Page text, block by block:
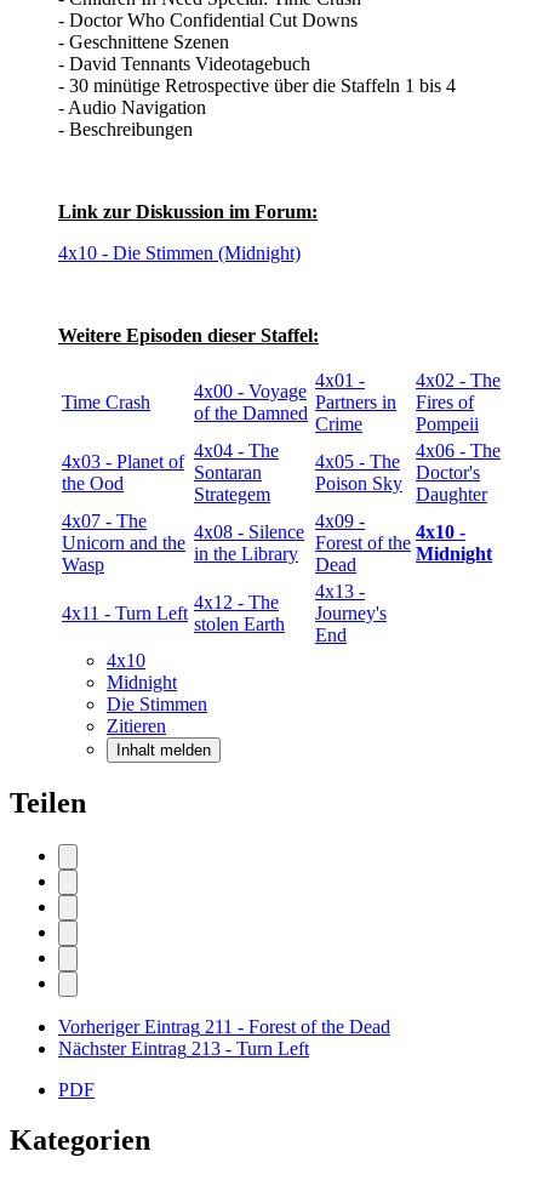
- Doctor Who Confidential Cut Downs
- Geschnittene Szenen
- David Tennants Videotagebuch
- 30 minütige Retrospective über die Staffeln 1 bis 4
- Audio Navigation
- Beschreibungen
Link zur Diskussion im Forum:
4x10 - Die Stimmen (Midnight)
Weitere Episoden dieser Staffel:
Time Crash
4x00 - Voyage
of the Damned
4x01 -
Partners in
Crime
4x02 - The
Fires of
Pompeii
4x03 - Planet of
the Ood
4x04 - The
Sontaran
Strategem
4x05 - The
Poison Sky
4x06 - The
Doctor's
Daughter
4x07 - The
Unicorn and the
Wasp
4x08 - Silence
in the Library
4x09 -
Forest of the
Dead
4x10 -
Midnight
4x11 - Turn Left
4x12 - The
stolen Earth
4x13 -
Journey's
End
4x10
Midnight
Die Stimmen
Zitieren
Inhalt melden
Teilen
Vorheriger Eintrag 211 - Forest of the Dead
Nächster Eintrag 213 - Turn Left
PDF
Kategorien